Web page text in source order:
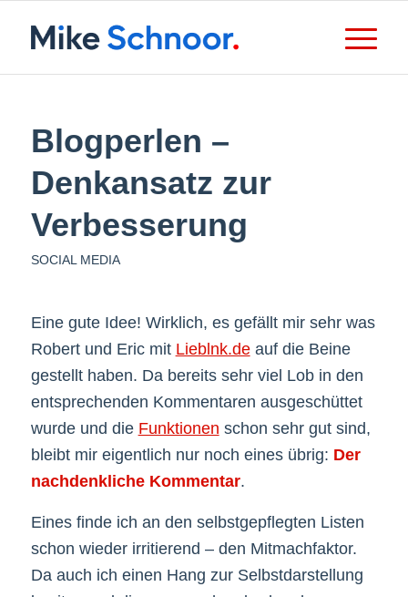
Blogperlen –
Denkansatz zur
Verbesserung
SOCIAL MEDIA
Eine gute Idee! Wirklich, es gefällt mir sehr was
Robert und Eric mit Lieblnk.deauf die Beine
gestellt haben. Da bereits sehr viel Lob in den
entsprechenden Kommentaren ausgeschüttet
wurde und die Funktionen schon sehr gut sind,
bleibt mir eigentlich nur noch eines übrig: Der
nachdenkliche Kommentar.
Eines finde ich an den selbstgepflegten Listen
schon wieder irritierend – den Mitmachfaktor.
Da auch ich einen Hang zur Selbstdarstellung